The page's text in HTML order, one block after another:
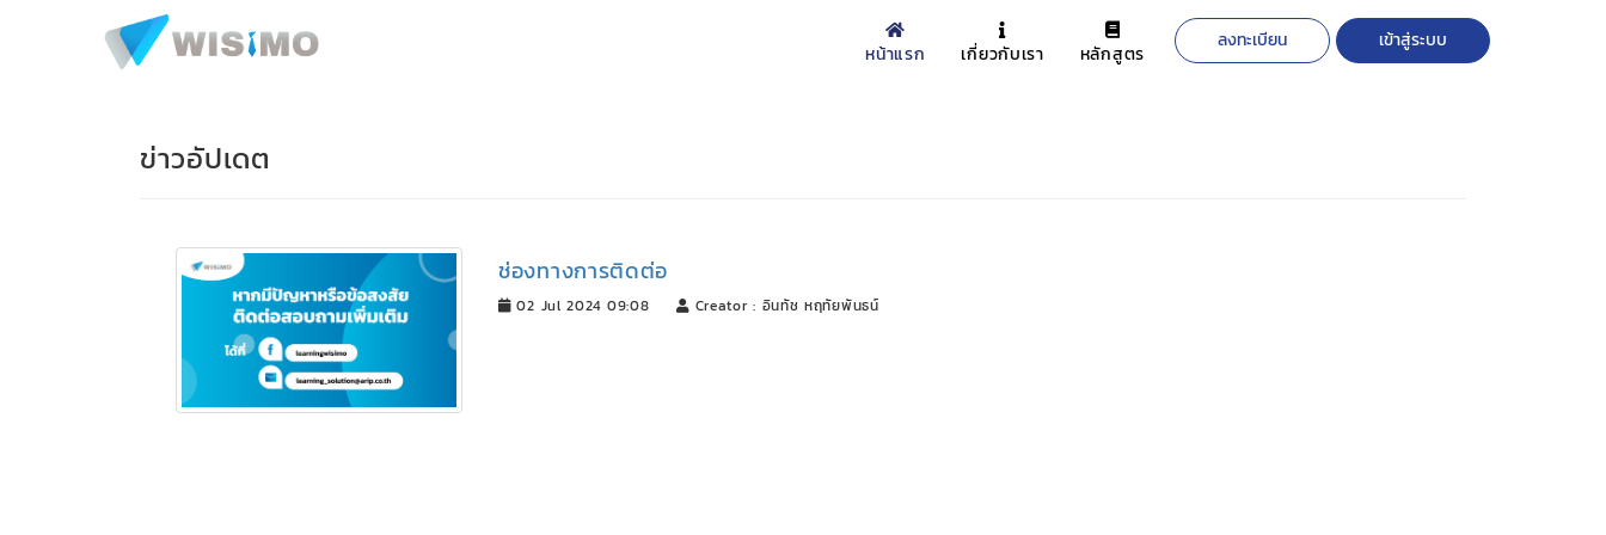
หน้าแรก เกี่ยวกับเรา หลักสูตร
ลงทะเบียน เข้าสู่ระบบ
ข่าวอัปเดต
ช่องทางการติดต่อ
02 Jul 2024 09:08 Creator : อินทัช หฤทัยพันธน์